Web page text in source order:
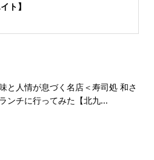
ト】
と人情が息づく名店＜寿司処 和さ
ンチに行ってみた【北九...